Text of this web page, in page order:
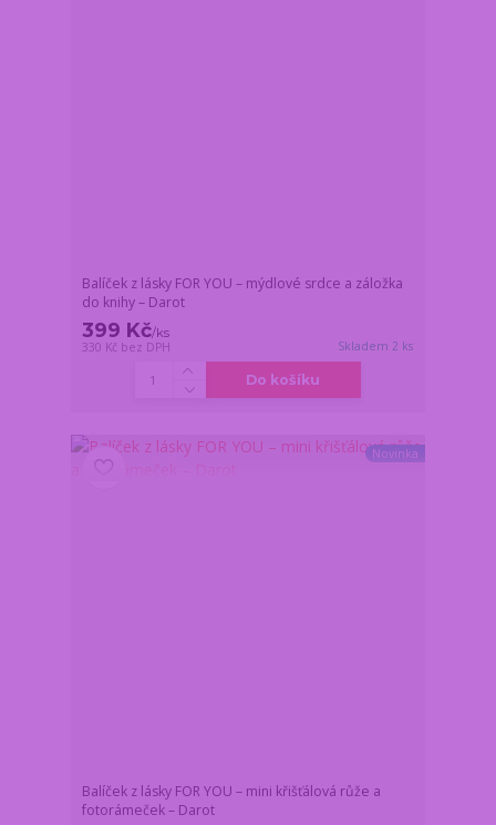
Balíček z lásky FOR YOU – mýdlové srdce a záložka
do knihy – Darot
399 Kč/ks
330 Kč bez DPH Skladem 2 ks
Do košíku
Novinka
Balíček z lásky FOR YOU – mini křišťálová růže a
fotorámeček – Darot